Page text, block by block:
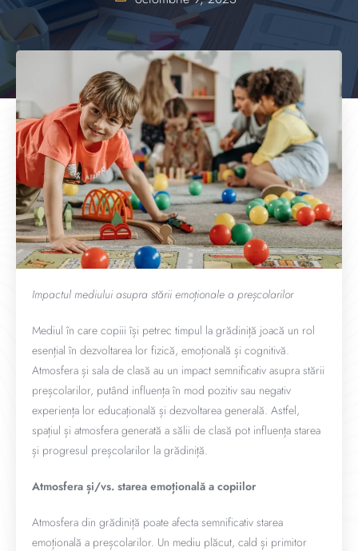
Impactul mediului asupra stării emoționale a preșcolarilor
Mediul în care copiii își petrec timpul la grădiniță joacă un rol
esențial în dezvoltarea lor fizică, emoțională și cognitivă.
Atmosfera și sala de clasă au un impact semnificativ asupra stării
preșcolarilor, putând influența în mod pozitiv sau negativ
experiența lor educațională și dezvoltarea generală. Astfel,
spațiul și atmosfera generată a sălii de clasă pot influența starea
și progresul preșcolarilor la grădiniță.
Atmosfera și/vs. starea emoțională a copiilor
Atmosfera din grădiniță poate afecta semnificativ starea
emoțională a preșcolarilor. Un mediu plăcut, cald și primitor